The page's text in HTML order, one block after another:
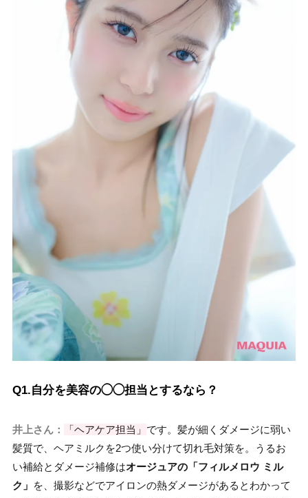
Q1.自分を美容の◯◯担当とするなら？
井上さん： 「ヘアケア担当」 です。髪が細くダメージに弱い
髪質で、ヘアミルクを2つ使い分けて切れ毛対策を。うるお
い補給とダメージ補修はオージュアの「フィルメロウ ミル
ク」 を、撮影などでアイロンの熱ダメージがあるとわかって